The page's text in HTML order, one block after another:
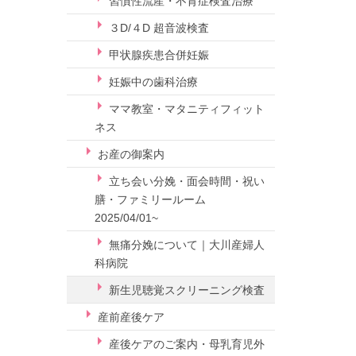
３D/４D 超音波検査
甲状腺疾患合併妊娠
妊娠中の歯科治療
ママ教室・マタニティフィット
ネス
お産の御案内
立ち会い分娩・面会時間・祝い
膳・ファミリールーム
2025/04/01~
無痛分娩について｜大川産婦人
科病院
新生児聴覚スクリーニング検査
産前産後ケア
産後ケアのご案内・母乳育児外